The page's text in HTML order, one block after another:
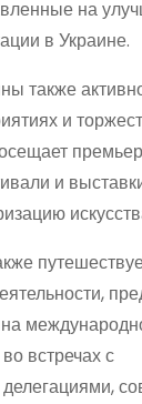
на
в Украине.
также
и
и
встречах с